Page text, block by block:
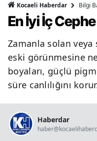
Kocaeli Haberdar Bilgi
En İyi İç
Zamanla solan veya
eski görünmesine
boyaları, güçlü
süre canlılığını
Haberdar